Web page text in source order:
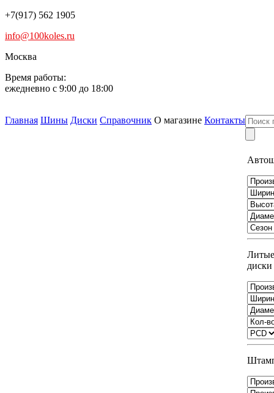
+7(917) 562 1905
info@100koles.ru
Москва
Время работы:
ежедневно с 9:00 до 18:00
Главная Шины Диски Справочник О магазине Контакты
Литые
диски